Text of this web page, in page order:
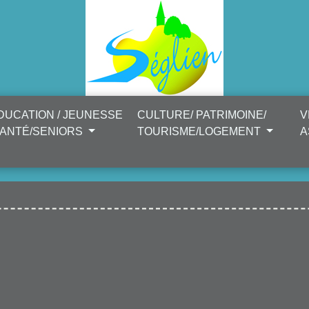
/ JEUNESSE
SENIORS
CULTURE/ PATRIMOINE/
TOURISME/LOGEMENT